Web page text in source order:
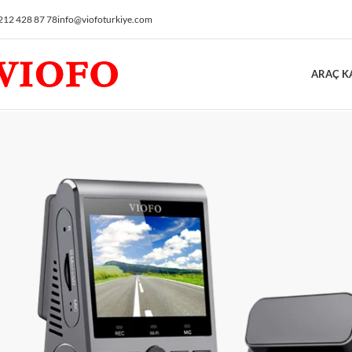
428 87 78info@viofoturkiye.com
ARAÇ